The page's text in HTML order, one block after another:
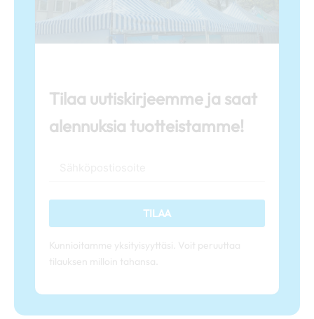
Tilaa uutiskirjeemme ja saat
alennuksia tuotteistamme!
TILAA